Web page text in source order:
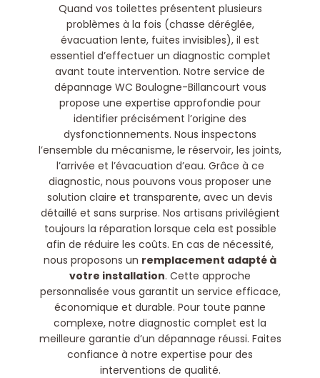
Quand vos toilettes présentent plusieurs
problèmes à la fois (chasse déréglée,
évacuation lente, fuites invisibles), il est
essentiel d’effectuer un diagnostic complet
avant toute intervention. Notre service de
dépannage WC Boulogne-Billancourt vous
propose une expertise approfondie pour
identifier précisément l’origine des
dysfonctionnements. Nous inspectons
l’ensemble du mécanisme, le réservoir, les joints,
l’arrivée et l’évacuation d’eau. Grâce à ce
diagnostic, nous pouvons vous proposer une
solution claire et transparente, avec un devis
détaillé et sans surprise. Nos artisans privilégient
toujours la réparation lorsque cela est possible
afin de réduire les coûts. En cas de nécessité,
nous proposons un remplacement adapté à
votre installation. Cette approche
personnalisée vous garantit un service efficace,
économique et durable. Pour toute panne
complexe, notre diagnostic complet est la
meilleure garantie d’un dépannage réussi. Faites
confiance à notre expertise pour des
interventions de qualité.